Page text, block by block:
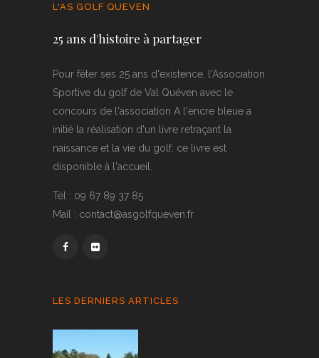
L'AS GOLF QUEVEN
25 ans d'histoire à partager
Pour fêter ses 25 ans d'existence, l'Association
Sportive du golf de Val Quéven avec le
concours de l'association A l'encre bleue a
initié la réalisation d'un livre retraçant la
naissance et la vie du golf, ce livre est
disponible à l'accueil.
Tél : 09 67 89 37 85
Mail : contact@asgolfqueven.fr
LES DERNIERS ARTICLES